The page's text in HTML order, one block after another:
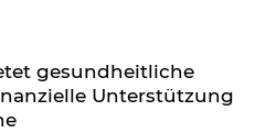
gesundheitliche
Unterstützung